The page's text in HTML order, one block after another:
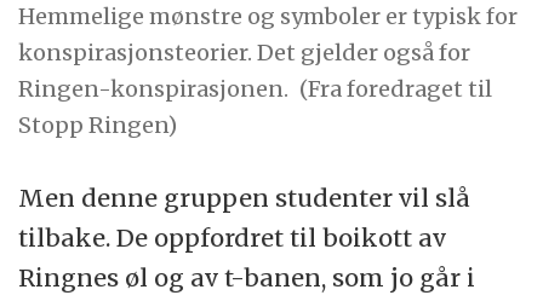
Hemmelige mønstre og symboler er typisk for
konspirasjonsteorier. Det gjelder også for
Ringen-konspirasjonen. (Fra foredraget til
Stopp Ringen)
Men denne gruppen studenter vil slå
tilbake. De oppfordret til boikott av
Ringnes øl og av t-banen, som jo går i